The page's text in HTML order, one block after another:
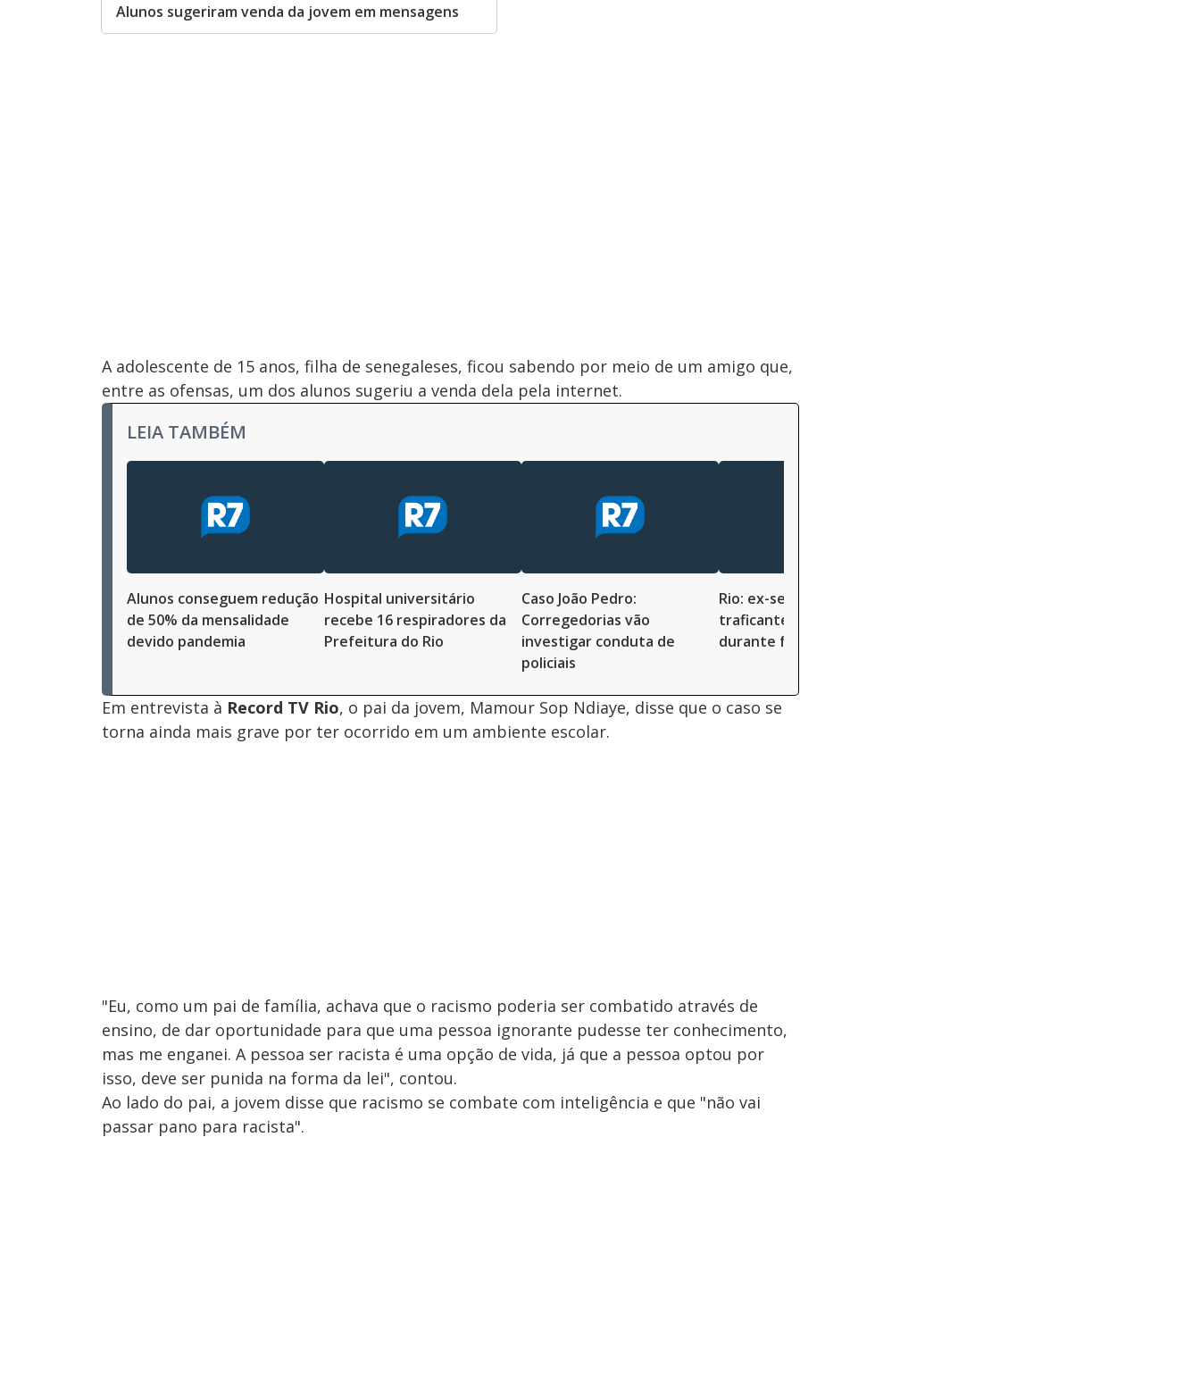
Alunos sugeriram venda da jovem em mensagens
A adolescente de 15 anos, filha de senegaleses, ficou sabendo por meio de um amigo que,
entre as ofensas, um dos alunos sugeriu a venda dela pela internet.
LEIA TAMBÉM
Alunos conseguem redução
de 50% da mensalidade
devido pandemia
Hospital universitário
recebe 16 respiradores da
Prefeitura do Rio
Caso João Pedro:
Corregedorias vão
investigar conduta de
policiais
Rio: ex-seguranças de
traficante são presos
durante festa em motel
Em entrevista à Record TV Rio, o pai da jovem, Mamour Sop Ndiaye, disse que o caso se
torna ainda mais grave por ter ocorrido em um ambiente escolar.
"Eu, como um pai de família, achava que o racismo poderia ser combatido através de
ensino, de dar oportunidade para que uma pessoa ignorante pudesse ter conhecimento,
mas me enganei. A pessoa ser racista é uma opção de vida, já que a pessoa optou por
isso, deve ser punida na forma da lei", contou.
Ao lado do pai, a jovem disse que racismo se combate com inteligência e que "não vai
passar pano para racista".